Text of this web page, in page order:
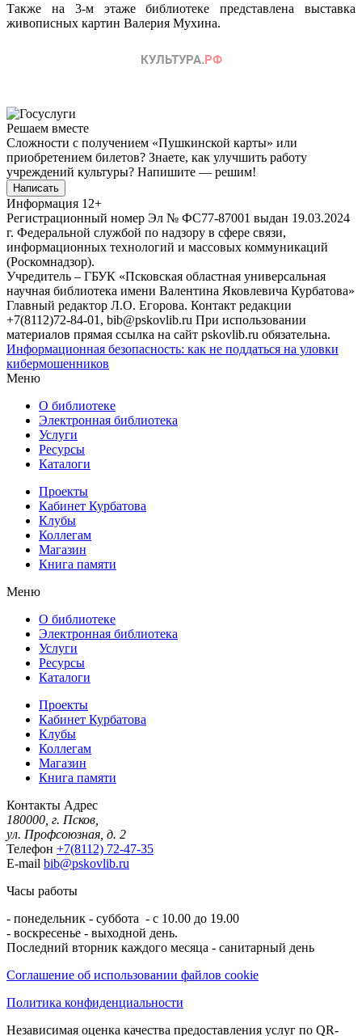
Также на 3-м этаже библиотеке представлена выставка
живописных картин Валерия Мухина.
Решаем вместе
Сложности с получением «Пушкинской карты» или
приобретением билетов? Знаете, как улучшить работу
учреждений культуры? Напишите — решим!
Написать
Информация 12+
Регистрационный номер Эл № ФС77-87001 выдан 19.03.2024
г. Федеральной службой по надзору в сфере связи,
информационных технологий и массовых коммуникаций
(Роскомнадзор).
Учредитель – ГБУК «Псковская областная универсальная
научная библиотека имени Валентина Яковлевича Курбатова»
Главный редактор Л.О. Егорова. Контакт редакции
+7(8112)72-84-01, bib@pskovlib.ru При использовании
материалов прямая ссылка на сайт pskovlib.ru обязательна.
Информационная безопасность: как не поддаться на уловки
кибермошенников
Меню
О библиотеке
Электронная библиотека
Услуги
Ресурсы
Каталоги
Проекты
Кабинет Курбатова
Клубы
Коллегам
Магазин
Книга памяти
Меню
О библиотеке
Электронная библиотека
Услуги
Ресурсы
Каталоги
Проекты
Кабинет Курбатова
Клубы
Коллегам
Магазин
Книга памяти
Контакты Адрес
180000, г. Псков,
ул. Профсоюзная, д. 2
Телефон +7(8112) 72-47-35
E-mail bib@pskovlib.ru
Часы работы
- понедельник - суббота - с 10.00 до 19.00
- воскресенье - выходной день.
Последний вторник каждого месяца - санитарный день
Соглашение об использовании файлов cookie
Политика конфиденциальности
Независимая оценка качества предоставления услуг по QR-